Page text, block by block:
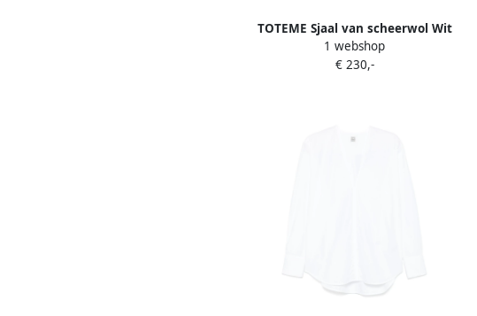
TOTEME Sjaal van scheerwol Wit
1 webshop
€ 230,-